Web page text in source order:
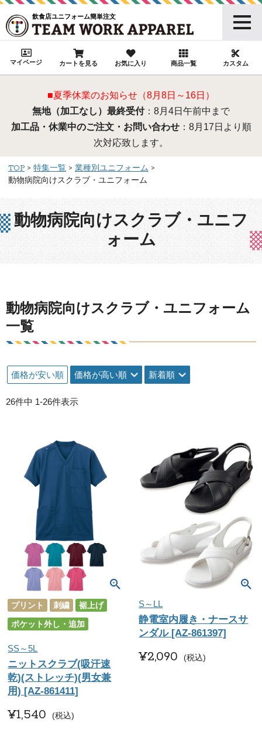
飲食店ユニフォーム簡単注文
マイページ カートを見る お気に入り 商品一覧 カスタム
■夏季休業のお知らせ（8月8日～16日）
無地（加工なし）最終受付：8月4日午前中まで
加工品・休業中のご注文・お問い合わせ：8月17日より順
次対応致します。
TOP 特集一覧
業種別ユニフォーム
動物病院向けスクラブ・ユニフォーム
動物病院向けスクラブ・ユニフ
ォーム
動物病院向けスクラブ・ユニフォーム
一覧
価格が安い順 価格が高い順 新着順
26件中 1-26件表示
プリント 刺繍
裾上げ
ポケット外し・追加
SS～5L
ニットスクラブ(吸汗速
乾)(ストレッチ)(男女兼
用) [AZ-861411]
¥1,540 税込
S～LL
静電室内履き・ナースサ
ンダル [AZ-861397]
¥2,090 税込